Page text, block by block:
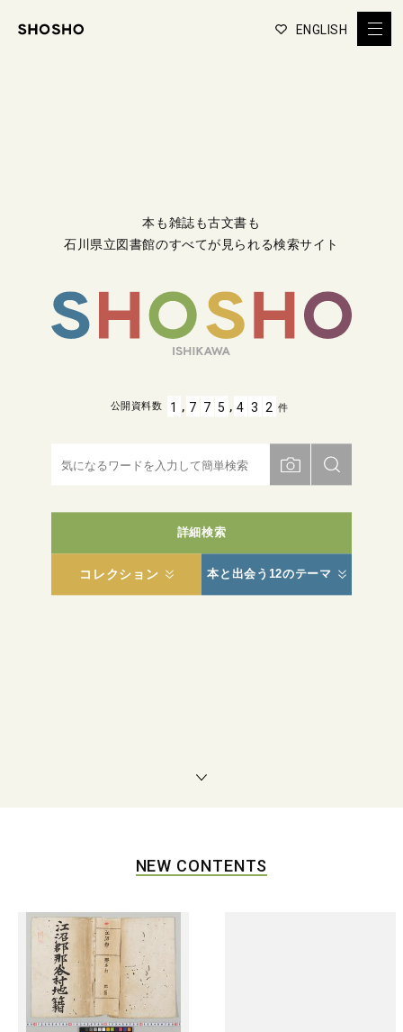
ENGLISH
本も雑誌も古文書も
石川県立図書館のすべてが見られる検索サイト
詳細検索
コレクション 本と出会う12のテーマ
公開資料数 1 , 7 7 5 , 4 3 2 件
NEW CONTENTS